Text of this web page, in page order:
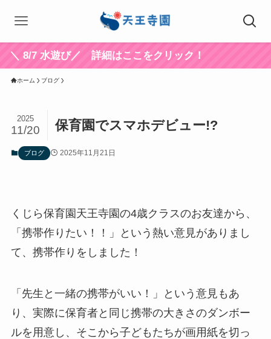
遊び／ 詳細はここをクリック！
ホーム ブログ
保育園でスマホデビュー!?
2025
11/20
ブログ 2025年11月21日
くじら保育園天王寺園の4歳クラスのお友達から、
「携帯作りたい！！」という熱い意見がありまし
て、携帯作りをしました！
「先生と一緒の携帯がいい！」という意見もあ
り、実際に保育者と同じ携帯の大きさのダンボー
ルを用意し、そこから子どもたちが画用紙を切っ